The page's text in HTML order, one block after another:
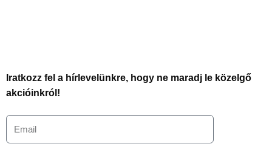
Iratkozz fel a hírlevelünkre, hogy ne maradj le közelgő
akcióinkról!